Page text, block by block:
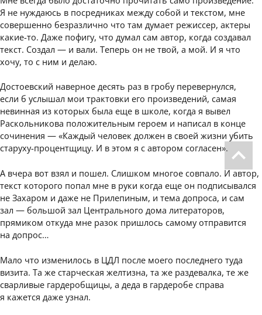
Я не нуждаюсь в посредниках между собой и текстом, мне
совершенно безразлично что там думает режиссер, актеры
какие-то. Даже пофигу, что думал сам автор, когда создавал
текст. Создал — и вали. Теперь он не твой, а мой. И я что
хочу, то с ним и делаю.
Достоевский наверное десять раз в гробу перевернулся,
если б услышал мои трактовки его произведений, самая
невинная из которых была еще в школе, когда я вывел
Раскольникова положительным героем и написал в конце
сочинения — «Каждый человек должен в своей жизни убить
старуху-процентщицу. И в этом я с автором согласен».
А вчера вот взял и пошел. Слишком многое совпало. И автор,
текст которого попал мне в руки когда еще он подписывался
не Захаром и даже не Прилепиным, и тема допроса, и сам
зал — большой зал Центрального дома литераторов,
прямиком откуда мне разок пришлось самому отправится
на допрос…
Мало что изменилось в ЦДЛ после моего последнего туда
визита. Та же старческая желтизна, та же раздевалка, те же
сварливые гардеробщицы, а деда в гардеробе справа
я кажется даже узнал.